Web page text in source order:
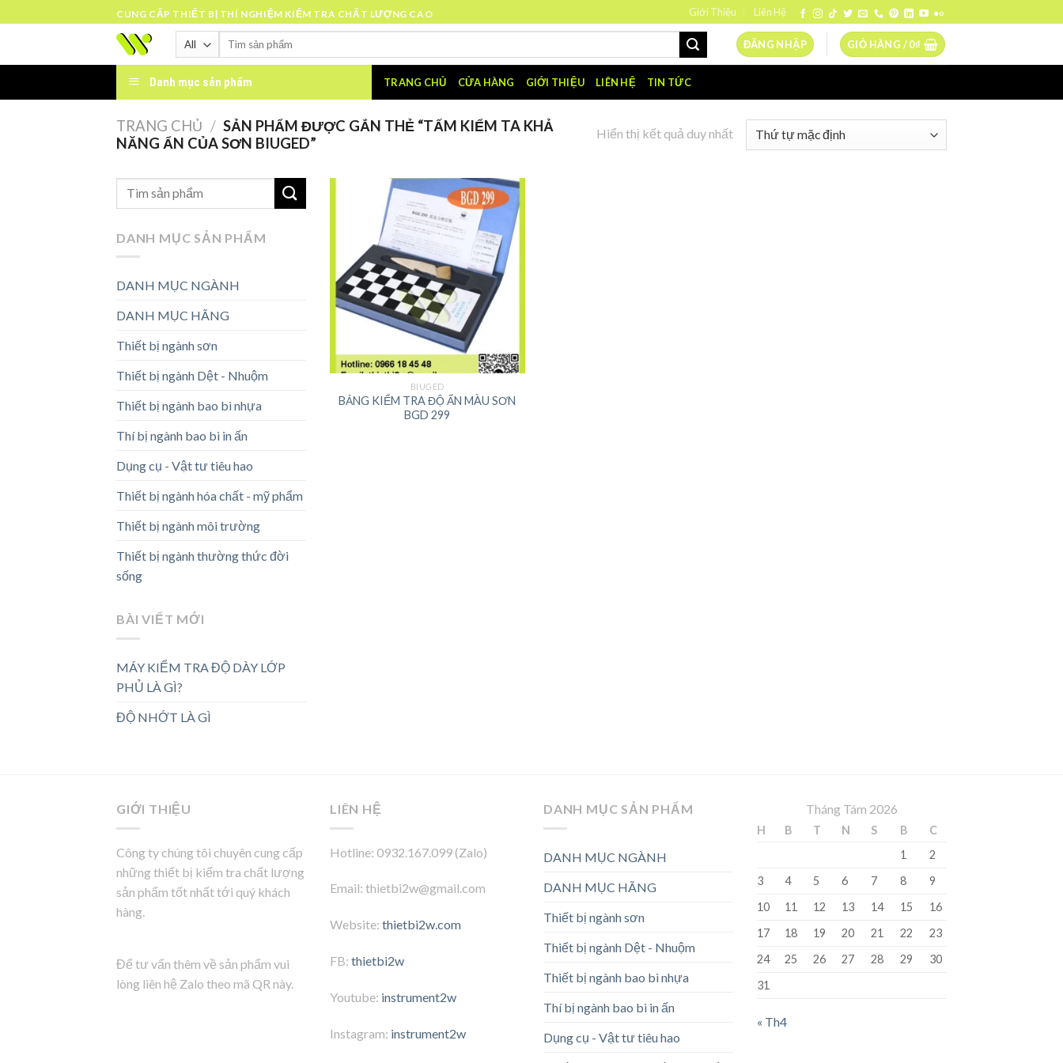
to
CUNG CẤP THIẾT BỊ THÍ NGHIỆM KIỂM TRA CHẤT LƯỢNG CAO Giới Thiệu Liên Hệ
Tìm
ĐĂNG NHẬP GIỎ HÀNG /0₫
Danh mục sản phẩm TRANG CHỦ CỬA HÀNG GIỚI THIỆU LIÊN HỆ TIN TỨC
TRANG CHỦ / SẢN PHẨM ĐƯỢC GẮN THẺ “TẤM KIỂM TA KHẢ
NĂNG ẨN CỦA SƠN BIUGED”
Hiển thị kết quả duy nhất
DANH MỤC SẢN PHẨM
DANH MỤC NGÀNH
DANH MỤC HÃNG
Thiết bị ngành sơn
Thiết bị ngành Dệt - Nhuộm
Thiết bị ngành bao bì nhựa
Thí bị ngành bao bì in ấn
Dụng cụ - Vật tư tiêu hao
Thiết bị ngành hóa chất - mỹ phẩm
Thiết bị ngành môi trường
Thiết bị ngành thường thức đời
sống
BÀI VIẾT MỚI
MÁY KIỂM TRA ĐỘ DÀY LỚP
PHỦ LÀ GÌ?
ĐỘ NHỚT LÀ GÌ
BIUGED
BẢNG KIỂM TRA ĐỘ ẨN MÀU SƠN
BGD 299
GIỚI THIỆU
Công ty chúng tôi chuyên cung cấp
những thiết bị kiểm tra chất lượng
sản phẩm tốt nhất tới quý khách
hàng.
Để tư vấn thêm về sản phẩm vui
lòng liên hệ Zalo theo mã QR này.
LIÊN HỆ
Hotline: 0932.167.099 (Zalo)
Email: thietbi2w@gmail.com
Website: thietbi2w.com
FB: thietbi2w
Youtube: instrument2w
Instagram: instrument2w
DANH MỤC SẢN PHẨM
DANH MỤC NGÀNH
DANH MỤC HÃNG
Thiết bị ngành sơn
Thiết bị ngành Dệt - Nhuộm
Thiết bị ngành bao bì nhựa
Thí bị ngành bao bì in ấn
Dụng cụ - Vật tư tiêu hao
Tháng Tám 2026
H B T N S B
C
1
2
3
4 5 6 7 8
9
10
11 12 13 14 15
16
17
18 19 20 21 22
23
24
25 26 27 28 29
30
31
« Th4